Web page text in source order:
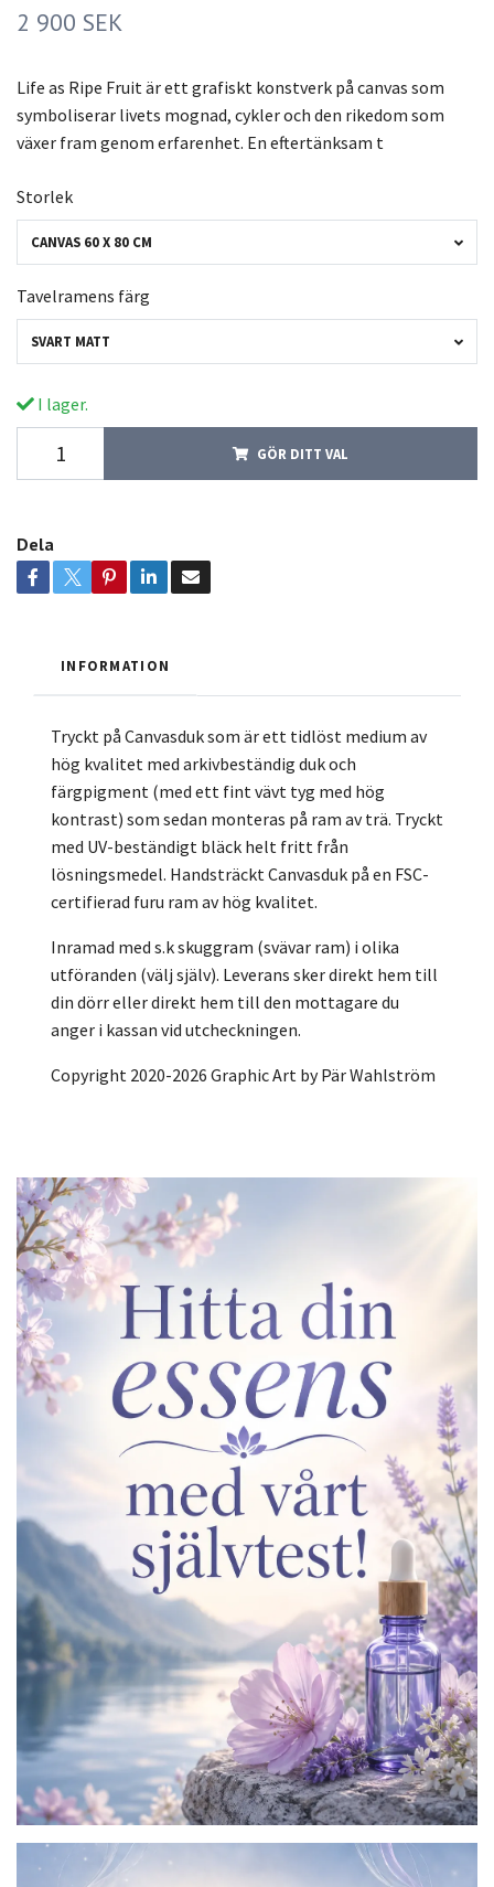
2 900 SEK
Life as Ripe Fruit är ett grafiskt konstverk på canvas som
symboliserar livets mognad, cykler och den rikedom som
växer fram genom erfarenhet. En eftertänksam t
Storlek
CANVAS 60 X 80 CM
Tavelramens färg
SVART MATT
I lager.
GÖR DITT VAL
Dela
INFORMATION
Tryckt på Canvasduk som är ett tidlöst medium av
hög kvalitet med arkivbeständig duk och
färgpigment (med ett fint vävt tyg med hög
kontrast) som sedan monteras på ram av trä. Tryckt
med UV-beständigt bläck helt fritt från
lösningsmedel. Handsträckt Canvasduk på en FSC-
certifierad furu ram av hög kvalitet.
Inramad med s.k skuggram (svävar ram) i olika
utföranden (välj själv). Leverans sker direkt hem till
din dörr eller direkt hem till den mottagare du
anger i kassan vid utcheckningen.
Copyright 2020-2026 Graphic Art by Pär Wahlström